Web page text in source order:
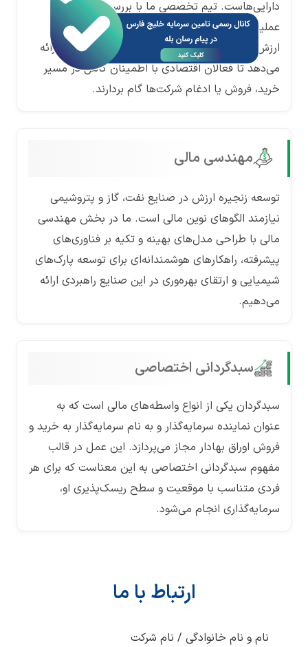
دارایی‌هاست. تیم تخصصی ما با بررسی همه‌جانبه
عملیات مالی و پتانسیل‌های سودآوری، خدمات
ارزش‌گذاری و مشاوره مالی را در حوزه‌های مختلف ارائه
می‌دهد تا فعالان اقتصادی با اطمینان کامل در مسیر
خرید، فروش یا ادغام شرکت‌ها گام بردارند.
مهندسی مالی
توسعه زنجیره ارزش در صنایع نفت، گاز و پتروشیمی
نیازمند الگوهای نوین مالی است. ما در بخش مهندسی
مالی با طراحی مدل‌های بهینه و تکیه بر فناوری‌های
پیشرفته، راهکارهای هوشمندانه‌ای برای توسعه پارک‌های
شیمیایی و ارتقای بهره‌وری در این صنایع راهبردی ارائه
می‌دهیم.
سبدگردانی اختصاصی
سبدگردان یکی از انواع واسطه‌های مالی است که به
عنوان نماینده سرمایه‌گذار و به نام سرمایه‌گذار به خرید و
فروش اوراق بهادار مجاز می‌پردازد. این عمل در قالب
مفهوم سبدگردانی اختصاصی به این معناست که برای هر
فردی متناسب با موقعیت و سطح ریسک‌پذیری او،
سرمایه‌گذاری انجام می‌شود.
ارتباط با ما
نام و نام خانوادگی / نام شرکت